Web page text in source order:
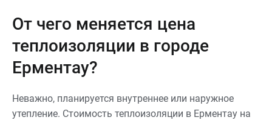
От чего меняется цена
теплоизоляции в городе
Ерментау?
Неважно, планируется внутреннее или наружное
утепление. Стоимость теплоизоляции в Ерментау на